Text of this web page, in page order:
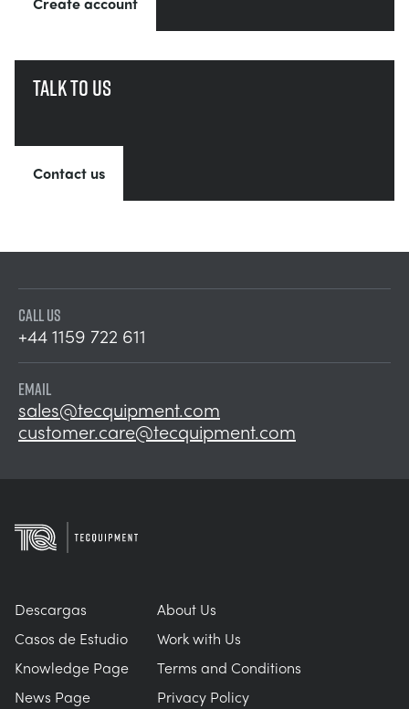
Talk to us
Contact us
CALL US
+44 1159 722 611
EMAIL
sales@tecquipment.com
customer.care@tecquipment.com
Descargas
Casos de Estudio
Knowledge Page
News Page
About Us
Work with Us
Terms and Conditions
Privacy Policy